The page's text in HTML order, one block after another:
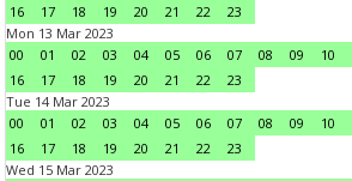
16 17 18 19 20 21 22
23
Mon 13 Mar 2023
00
01 02 03 04 05 06 07 08 09 10
16
17 18 19 20 21 22
23
Tue 14 Mar 2023
00
01 02 03 04 05 06 07 08 09 10
16
17 18 19 20 21 22
23
Wed 15 Mar 2023